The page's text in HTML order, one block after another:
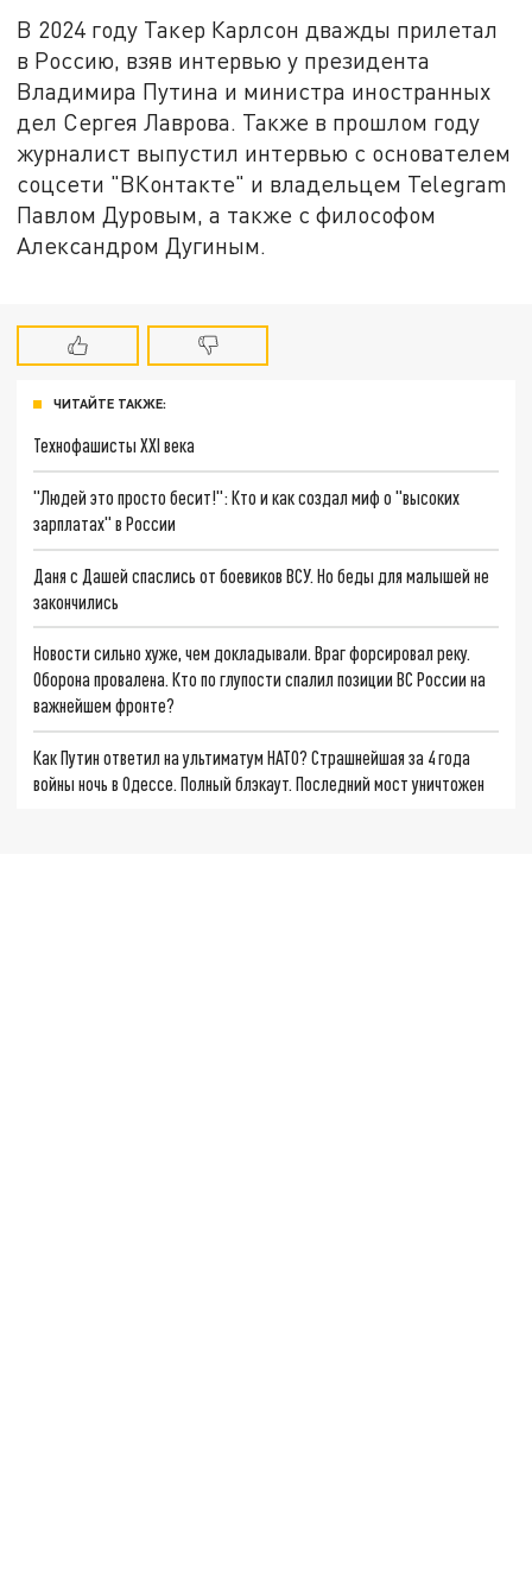
В 2024 году Такер Карлсон дважды прилетал
в Россию, взяв интервью у президента
Владимира Путина и министра иностранных
дел Сергея Лаврова. Также в прошлом году
журналист выпустил интервью с основателем
соцсети "ВКонтакте" и владельцем Telegram
Павлом Дуровым, а также с философом
Александром Дугиным.
ЧИТАЙТЕ ТАКЖЕ:
Технофашисты XXI века
"Людей это просто бесит!": Кто и как создал миф о "высоких
зарплатах" в России
Даня с Дашей спаслись от боевиков ВСУ. Но беды для малышей не
закончились
Новости сильно хуже, чем докладывали. Враг форсировал реку.
Оборона провалена. Кто по глупости спалил позиции ВС России на
важнейшем фронте?
Как Путин ответил на ультиматум НАТО? Страшнейшая за 4 года
войны ночь в Одессе. Полный блэкаут. Последний мост уничтожен